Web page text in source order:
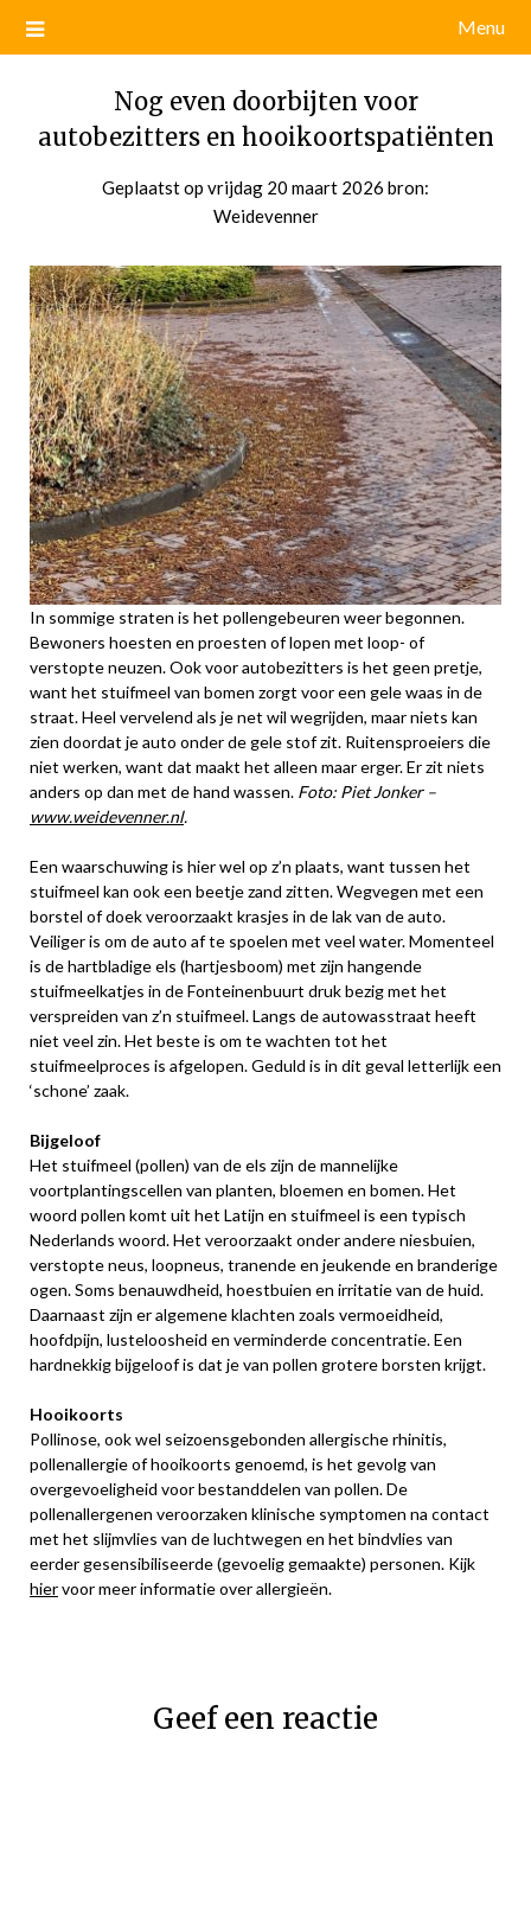
Menu
Nog even doorbijten voor
autobezitters en hooikoortspatiënten
Geplaatst op vrijdag 20 maart 2026 door
bron:
Weidevenner
In sommige straten is het pollengebeuren weer begonnen.
Bewoners hoesten en proesten of lopen met loop- of
verstopte neuzen. Ook voor autobezitters is het geen pretje,
want het stuifmeel van bomen zorgt voor een gele waas in de
straat. Heel vervelend als je net wil wegrijden, maar niets kan
zien doordat je auto onder de gele stof zit. Ruitensproeiers die
niet werken, want dat maakt het alleen maar erger. Er zit niets
anders op dan met de hand wassen. Foto: Piet Jonker –
www.weidevenner.nl.
Een waarschuwing is hier wel op z’n plaats, want tussen het
stuifmeel kan ook een beetje zand zitten. Wegvegen met een
borstel of doek veroorzaakt krasjes in de lak van de auto.
Veiliger is om de auto af te spoelen met veel water. Momenteel
is de hartbladige els (hartjesboom) met zijn hangende
stuifmeelkatjes in de Fonteinenbuurt druk bezig met het
verspreiden van z’n stuifmeel. Langs de autowasstraat heeft
niet veel zin. Het beste is om te wachten tot het
stuifmeelproces is afgelopen. Geduld is in dit geval letterlijk een
‘schone’ zaak.
Bijgeloof
Het stuifmeel (pollen) van de els zijn de mannelijke
voortplantingscellen van planten, bloemen en bomen. Het
woord pollen komt uit het Latijn en stuifmeel is een typisch
Nederlands woord. Het veroorzaakt onder andere niesbuien,
verstopte neus, loopneus, tranende en jeukende en branderige
ogen. Soms benauwdheid, hoestbuien en irritatie van de huid.
Daarnaast zijn er algemene klachten zoals vermoeidheid,
hoofdpijn, lusteloosheid en verminderde concentratie. Een
hardnekkig bijgeloof is dat je van pollen grotere borsten krijgt.
Hooikoorts
Pollinose, ook wel seizoensgebonden allergische rhinitis,
pollenallergie of hooikoorts genoemd, is het gevolg van
overgevoeligheid voor bestanddelen van pollen. De
pollenallergenen veroorzaken klinische symptomen na contact
met het slijmvlies van de luchtwegen en het bindvlies van
eerder gesensibiliseerde (gevoelig gemaakte) personen. Kijk
hiervoor meer informatie over allergieën.
Geef een reactie